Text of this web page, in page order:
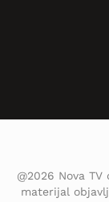
@2026 Nova
materijal